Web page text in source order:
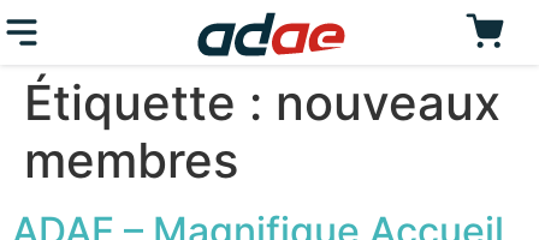
Étiquette : nouveaux
membres